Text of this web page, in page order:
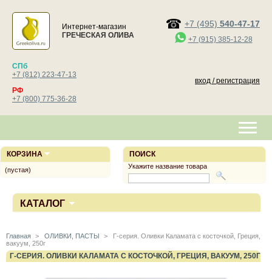
Интернет-магазин
ГРЕЧЕСКАЯ ОЛИВА
+7 (495) 540-47-17
+7 (915) 385-12-28
СПб
+7 (812) 223-47-13
РФ
+7 (800) 775-36-28
вход / регистрация
КАТАЛОГ
Главная > ОЛИВКИ, ПАСТЫ >
Г-серия. Оливки Каламата с косточкой, Греция,
вакуум, 250г
Г-СЕРИЯ. ОЛИВКИ КАЛАМАТА С КОСТОЧКОЙ, ГРЕЦИЯ, ВАКУУМ, 250Г
ПОИСК
Укажите название товара
КОРЗИНА
(пустая)